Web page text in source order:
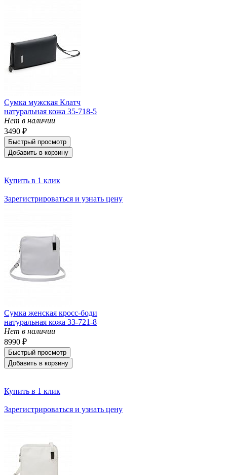
Сумка мужская Клатч
натуральная кожа 35-718-5
Нет в наличии
3490 ₽
Быстрый просмотр
Добавить в корзину
Купить в 1 клик
Зарегистрироваться и узнать цену
Сумка женская кросс-боди
натуральная кожа 33-721-8
Нет в наличии
8990 ₽
Быстрый просмотр
Добавить в корзину
Купить в 1 клик
Зарегистрироваться и узнать цену